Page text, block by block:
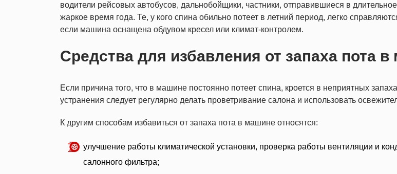
водители рейсовых автобусов, дальнобойщики, частники, отправившиеся в
жаркое время года. Те, у кого спина обильно потеет в летний период, легко
если машина оснащена обдувом кресел или климат-контролем.
Средства для избавления от запаха пота
Если причина того, что в машине постоянно потеет спина, кроется в неприятных
устранения следует регулярно делать проветривание салона и использовать
К другим способам избавиться от запаха пота в машине относятся:
улучшение работы климатической установки, проверка работы вентиляции и
салонного фильтра;